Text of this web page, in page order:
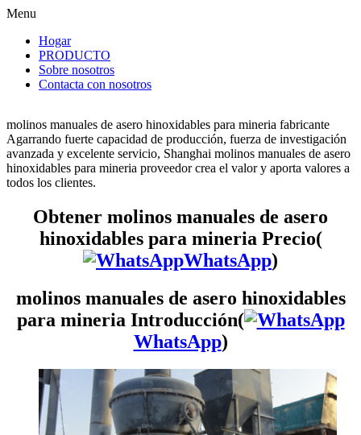
Menu
Hogar
PRODUCTO
Sobre nosotros
Contacta con nosotros
molinos manuales de asero hinoxidables para mineria fabricante
Agarrando fuerte capacidad de producción, fuerza de investigación
avanzada y excelente servicio, Shanghai molinos manuales de asero
hinoxidables para mineria proveedor crea el valor y aporta valores a
todos los clientes.
Obtener molinos manuales de asero
hinoxidables para mineria Precio(
WhatsApp)
molinos manuales de asero hinoxidables
para mineria Introducción(
WhatsApp)